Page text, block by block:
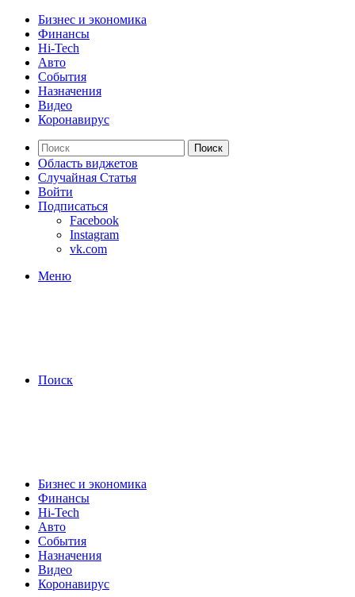
Бизнес и экономика
Финансы
Hi-Tech
Авто
События
Назначения
Видео
Коронавирус
Поиск
Область виджетов
Случайная Статья
Войти
Подписаться
Facebook
Instagram
vk.com
Меню
Поиск
Бизнес и экономика
Финансы
Hi-Tech
Авто
События
Назначения
Видео
Коронавирус